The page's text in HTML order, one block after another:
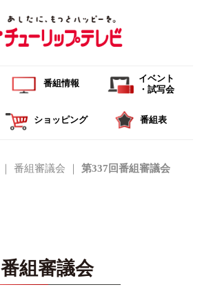
番組情報
イベント
・試写会
ショッピング 番組表
番組審議会
第337回番組審議会
番組審議会